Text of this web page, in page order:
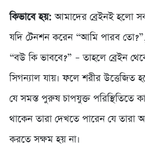
কিভাবে হয়: আমাদের ব্রেইনই হলো
যদি টেনশন করেন “আমি পারব তো?”,
“বউ কি ভাববে?” – তাহলে ব্রেইন
সিগন্যাল যায়। ফলে শরীর উত্তেজিত
যে সমস্ত পুরুষ চাপযুক্ত পরিস্থিতিতে
থাকেন তারা দেখতে পারেন যে তারা
করতে সক্ষম হয় না।